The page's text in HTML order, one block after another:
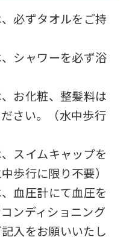
必ずタオルをご持
シャワーを必ず浴
お化粧、整髪料は
さい。（水中歩行
スイムキャップを
歩行に限り不要）
血圧計にて血圧を
ンディショニング
入をお願いいたし